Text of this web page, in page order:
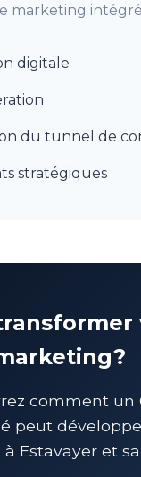
marketing
digitale
du tunnel de
stratégiques
comment un
peut
Estavayer et